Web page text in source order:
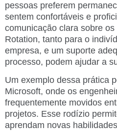
pessoas preferem
sentem confortáveis e
comunicação clara sobre
Rotation, tanto para o
empresa, e um suporte
processo, podem ajudar a
Um exemplo dessa prática
Microsoft, onde os
frequentemente movidos
projetos. Esse rodízio
aprendam novas